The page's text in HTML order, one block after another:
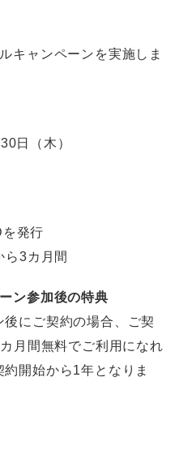
キャンペーンを実施しま
日（木）
発行
ら3カ月間
ン参加後の特典
にご契約の場合、ご契
月間無料でご利用になれ
開始から1年となりま